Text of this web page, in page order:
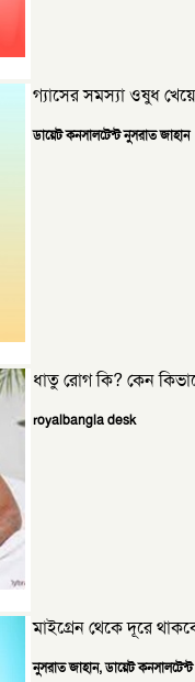
গ্যাসের সমস্যা ওষুধ
ডায়েট কনসালটেন্ট নুসরাত জাহান
ধাতু রোগ কি? কেন
royalbangla desk
মাইগ্রেন থেকে দূরে
নুসরাত জাহান, ডায়েট কনসালটেন্ট